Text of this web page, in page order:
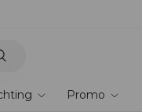
Promo